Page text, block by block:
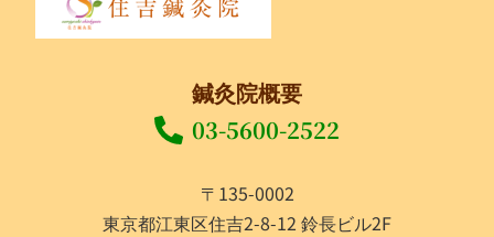
鍼灸院概要
03-5600-2522
〒135-0002
東京都江東区住吉2-8-12 鈴長ビル2F